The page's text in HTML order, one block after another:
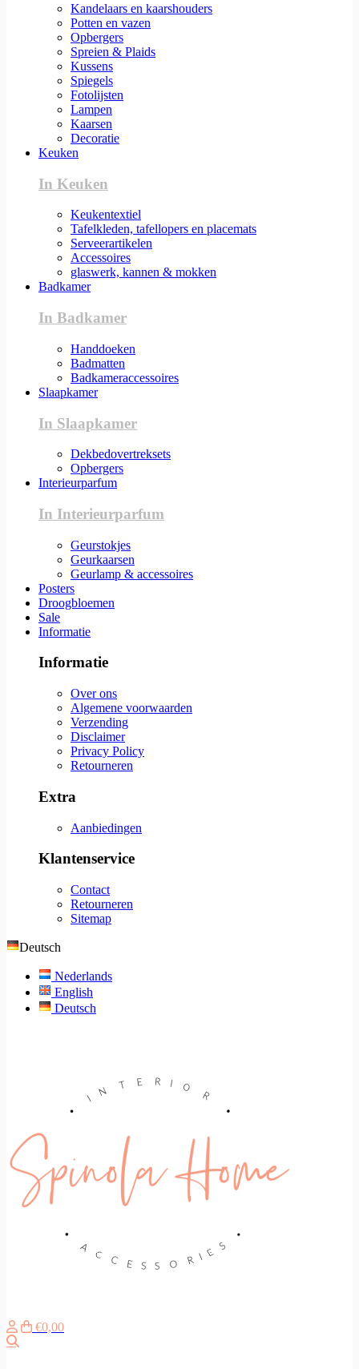
Kandelaars en kaarshouders
Potten en vazen
Opbergers
Spreien & Plaids
Kussens
Spiegels
Fotolijsten
Lampen
Kaarsen
Decoratie
Keuken
In Keuken
Keukentextiel
Tafelkleden, tafellopers en placemats
Serveerartikelen
Accessoires
glaswerk, kannen & mokken
Badkamer
In Badkamer
Handdoeken
Badmatten
Badkameraccessoires
Slaapkamer
In Slaapkamer
Dekbedovertreksets
Opbergers
Interieurparfum
In Interieurparfum
Geurstokjes
Geurkaarsen
Geurlamp & accessoires
Posters
Droogbloemen
Sale
Informatie
Informatie
Over ons
Algemene voorwaarden
Verzending
Disclaimer
Privacy Policy
Retourneren
Extra
Aanbiedingen
Klantenservice
Contact
Retourneren
Sitemap
Deutsch
Nederlands
English
Deutsch
€0,00